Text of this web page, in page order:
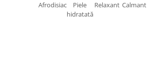
Afrodisiac
Piele
hidratată
Relaxant Calmant